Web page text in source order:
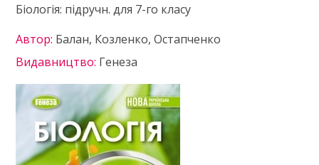
Біологія: підручн. для 7-го класу
Автор: Балан, Козленко, Остапченко
Видавництво: Генеза